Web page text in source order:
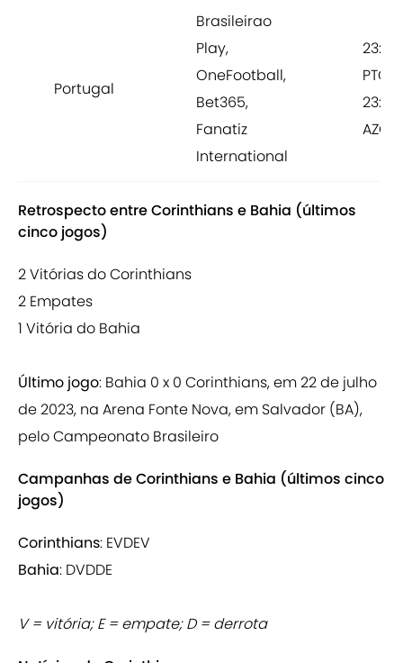
Portugal
Brasileirao
Play,
OneFootball,
Bet365,
Fanatiz
International
23:59
PTC /
23:00
Retrospecto entre Corinthians e Bahia (últimos
cinco jogos)
2 Vitórias do Corinthians
2 Empates
1 Vitória do Bahia
Último jogo: Bahia 0 x 0 Corinthians, em 22 de julho
de 2023, na Arena Fonte Nova, em Salvador (BA),
pelo Campeonato Brasileiro
Campanhas de Corinthians e Bahia (últimos cinco
jogos)
Corinthians: EVDEV
Bahia: DVDDE
V = vitória; E = empate; D = derrota